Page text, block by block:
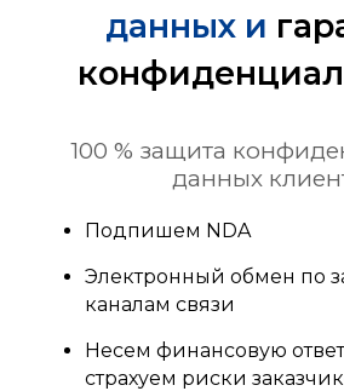
данных и
100 % защита
данных
Подпишем NDA
Электронный обмен по
каналам связи
Несем финансовую
страхуем риски